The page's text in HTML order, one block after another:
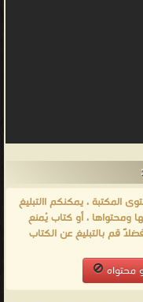
المكتبة ، يمكنكم االتبليغ
ومحتواها ، أو كتاب يُمنع
قم بالتبليغ عن الكتاب
محتواه